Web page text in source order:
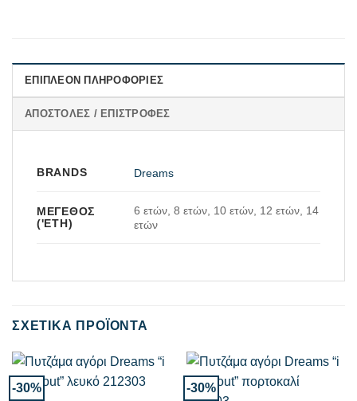
ΕΠΙΠΛΈΟΝ ΠΛΗΡΟΦΟΡΊΕΣ
ΑΠΟΣΤΟΛΈΣ / ΕΠΙΣΤΡΟΦΈΣ
BRANDS Dreams
ΜΈΓΕΘΟΣ
('ΕΤΗ)
6 ετών, 8 ετών, 10 ετών, 12 ετών, 14
ετών
ΣΧΕΤΙΚΆ ΠΡΟΪΌΝΤΑ
-30% -30%